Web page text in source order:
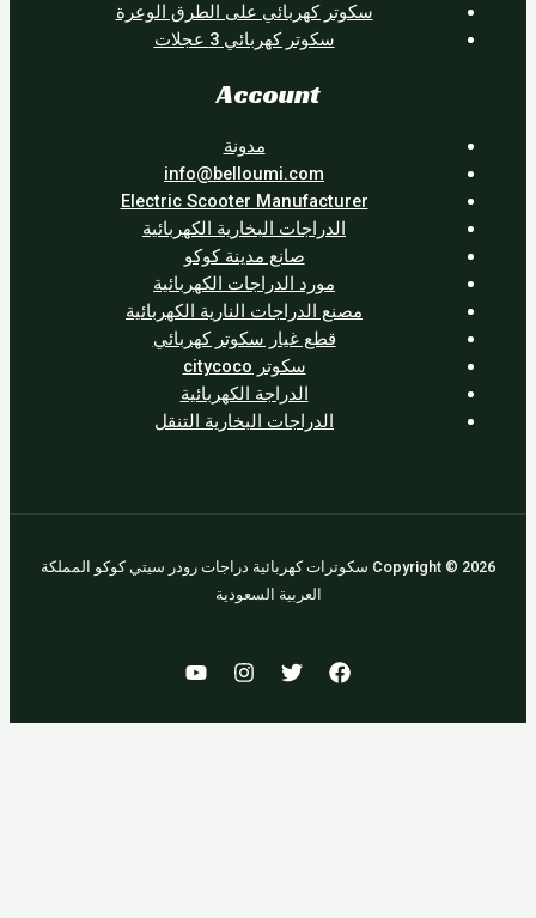
سكوتر كهربائي على الطرق الوعرة
سكوتر كهربائي 3 عجلات
Account
info@belloumi.com
Electric Scooter Manufacturer
الدراجات البخارية الكهربائية
صانع مدينة كوكو
مورد الدراجات الكهربائية
مصنع الدراجات النارية الكهربائية
قطع غيار سكوتر كهربائي
الدراجة الكهربائية
الدراجات البخارية التنقل
Copyright © 2026 سكوترات كهربائية دراجات رودر سيتي كوكو المملكة
العربية السعودية